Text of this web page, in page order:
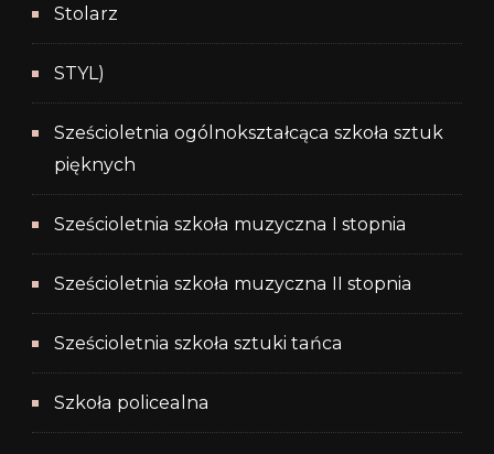
Stolarz
STYL)
Sześcioletnia ogólnokształcąca szkoła sztuk
pięknych
Sześcioletnia szkoła muzyczna I stopnia
Sześcioletnia szkoła muzyczna II stopnia
Sześcioletnia szkoła sztuki tańca
Szkoła policealna